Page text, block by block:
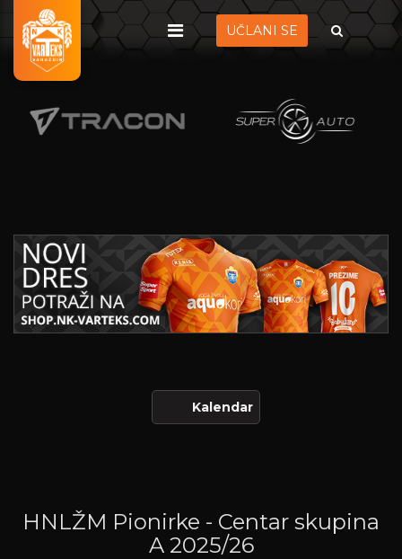
UČLANI SE
Kalendar
HNLŽM Pionirke - Centar skupina
A 2025/26